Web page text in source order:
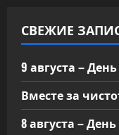
СВЕЖИЕ
9 августа –
Вместе за
8 августа –